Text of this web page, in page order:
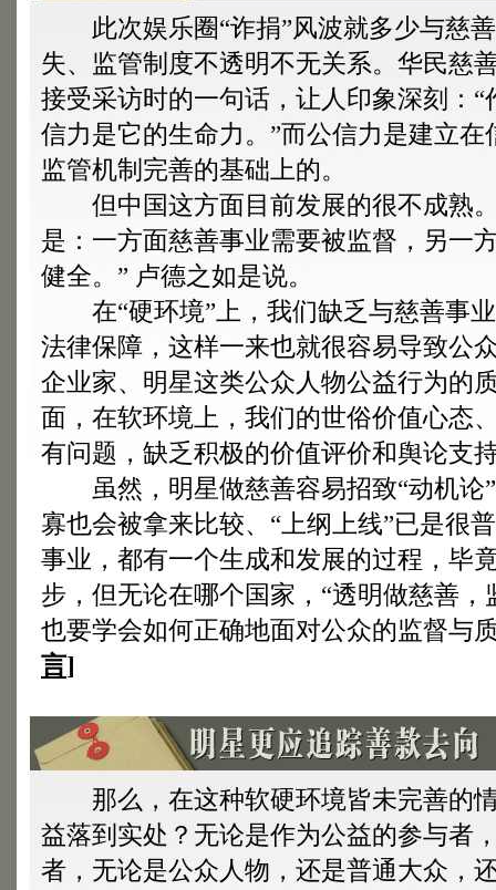
此次娱乐圈“诈捐”风波就多少与慈善
失、监管制度不透明不无关系。华民慈
接受采访时的一句话，让人印象深刻：
信力是它的生命力。”而公信力是建立
监管机制完善的基础上的。
但中国这方面目前发展的很不成熟
是：一方面慈善事业需要被监督，另一
健全。” 卢德之如是说。
在“硬环境”上，我们缺乏与慈善事业
法律保障，这样一来也就很容易导致公
企业家、明星这类公众人物公益行为的
面，在软环境上，我们的世俗价值心态
有问题，缺乏积极的价值评价和舆论支
虽然，明星做慈善容易招致“动机论
寡也会被拿来比较、“上纲上线”已是很
事业，都有一个生成和发展的过程，毕
步，但无论在哪个国家，“透明做慈善，
也要学会如何正确地面对公众的监督与
言]
那么，在这种软硬环境皆未完善的
益落到实处？无论是作为公益的参与者
者，无论是公众人物，还是普通大众，